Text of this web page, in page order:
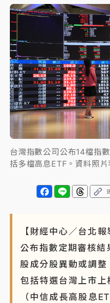
暑假過三周才推「E宿新
中信慈善基金會想增加董
駁 理由曝光
故宮《龍藏經》特展第2
周六起展出延長至晚上7時
台東農業處長涉圖利渡假
押庭
父親節泡湯了！中颱白海
雨熱區曝
台灣指數公司公布14檔指
括多檔高息ETF。資料照
【財經中心／台北
公布指數定期審核結
股成分股異動或調整
包括特選台灣上市
（中信成長高股息